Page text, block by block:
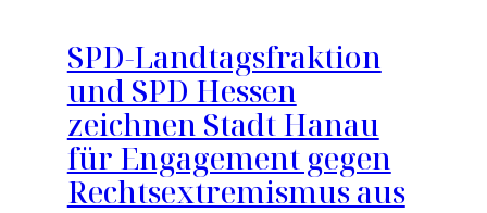
SPD-Landtagsfraktion
und SPD Hessen
zeichnen Stadt Hanau
für Engagement gegen
Rechtsextremismus aus